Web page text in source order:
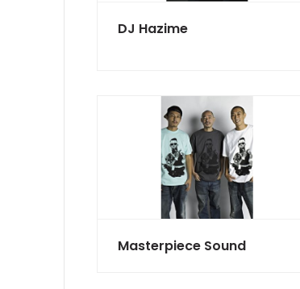
DJ Hazime
Masterpiece Sound